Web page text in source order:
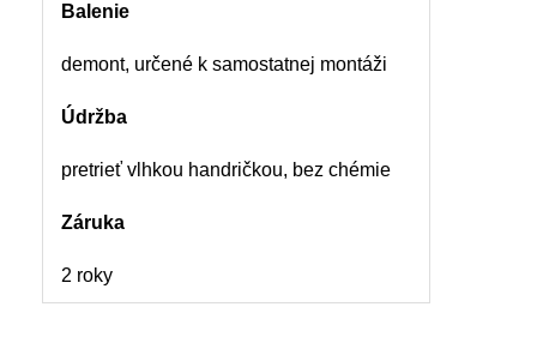
Balenie
demont, určené k samostatnej montáži
Údržba
pretrieť vlhkou handričkou, bez chémie
Záruka
2 roky